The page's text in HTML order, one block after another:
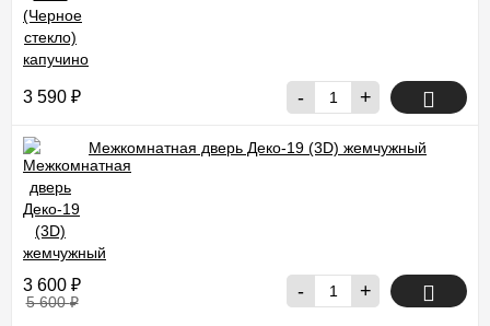
3 590 ₽ - +
Межкомнатная дверь Деко-19 (3D) жемчужный
3 600 ₽
5 600₽ - +